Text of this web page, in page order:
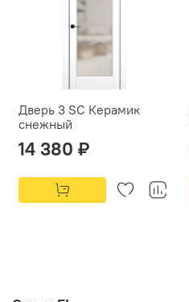
Дверь 3 SC Керамик
снежный
14 380 ₽